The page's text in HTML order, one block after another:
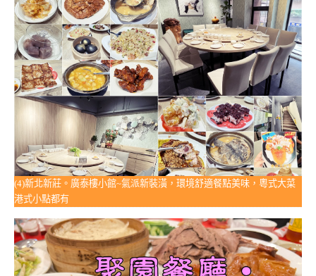
(4)新北新莊。廣泰樓小館~氣派新裝潢，環境舒適餐點美味，粵式大菜
港式小點都有